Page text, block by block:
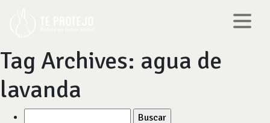
Tag Archives: agua de
lavanda